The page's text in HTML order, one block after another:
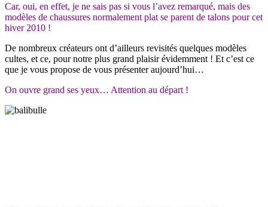
Car, oui, en effet, je ne sais pas si vous l’avez remarqué, mais des
modèles de chaussures normalement plat se parent de talons pour cet
hiver 2010 !
De nombreux créateurs ont d’ailleurs revisités quelques modèles
cultes, et ce, pour notre plus grand plaisir évidemment ! Et c’est ce
que je vous propose de vous présenter aujourd’hui…
On ouvre grand ses yeux… Attention au départ !